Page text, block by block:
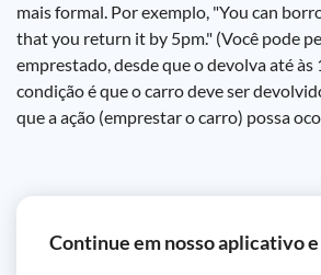
mais formal. Por exemplo, "You can
that you return it by 5pm." (Você pode
emprestado, desde que o devolva até às
condição é que o carro deve ser
que a ação (emprestar o carro) possa
Continue em nosso aplicativo e